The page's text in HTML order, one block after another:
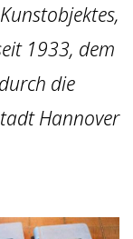
1933, dem
die
Hannover